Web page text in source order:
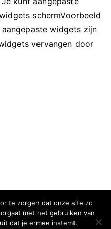
schermVoorbeeld
widgets zijn
vervangen door
te zorgen dat onze site zo
met het gebruiken van
dat je ermee instemt.